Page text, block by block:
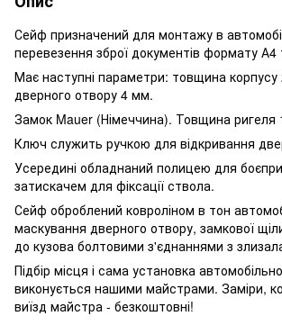
Сейф призначений для монтажу в
перевезення зброї документів формату А4
Має наступні параметри: товщина корпусу
дверного отвору 4 мм.
Замок Mauer (Німеччина). Товщина ригеля
Ключ служить ручкою для відкривання
Усередині обладнаний полицею для
затискачем для фіксації ствола.
Сейф оброблений ковроліном в тон
маскування дверного отвору, замкової
до кузова болтовими з'єднаннями з
Підбір місця і сама установка
виконується нашими майстрами. Заміри,
виїзд майстра - безкоштовні!